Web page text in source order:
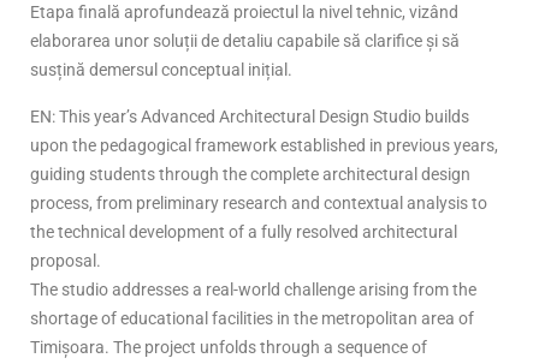
Etapa finală aprofundează proiectul la nivel tehnic, vizând
elaborarea unor soluții de detaliu capabile să clarifice și să
susțină demersul conceptual inițial.
EN: This year’s Advanced Architectural Design Studio builds
upon the pedagogical framework established in previous years,
guiding students through the complete architectural design
process, from preliminary research and contextual analysis to
the technical development of a fully resolved architectural
proposal.
The studio addresses a real-world challenge arising from the
shortage of educational facilities in the metropolitan area of
Timișoara. The project unfolds through a sequence of